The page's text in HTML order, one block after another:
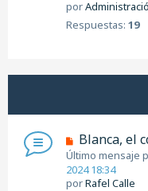
por
Respuestas: 19
Blanca, el
Último mensaje
2024 18:34
porRafel Calle